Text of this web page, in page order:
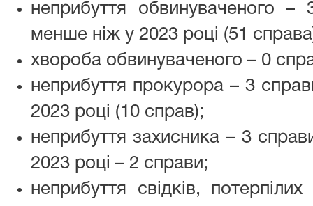
неприбуття обвинуваченого
менше ніж у 2023 році (51
хвороба обвинуваченого – 0
неприбуття прокурора – 3
2023 році (10 справ);
неприбуття захисника – 3
2023 році – 2 справи;
неприбуття свідків,